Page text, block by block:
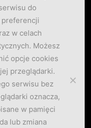
do
w celach
Możesz
opcje cookies
przeglądarki.
serwisu bez
oznacza,
w pamięci
lub zmiana